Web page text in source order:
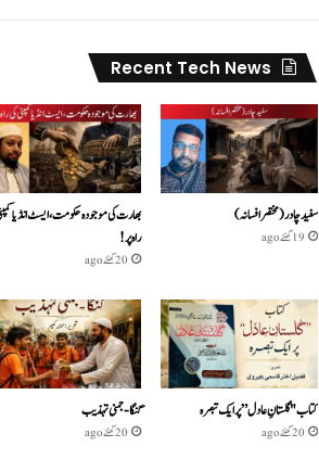
Recent Tech News
سفید چادر( مختصر افسانہ)
19 گھنٹے ago
بھارت کی موجودہ حکومت،ایسٹ انڈیا
راہ پر!
20 گھنٹے ago
کتاب "گلستانِ عادل” پر ایک تبصرہ
20 گھنٹے ago
گنگا-جمنی تہذیب
20 گھنٹے ago